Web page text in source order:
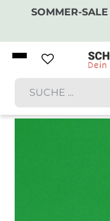
SOMMER-SALE